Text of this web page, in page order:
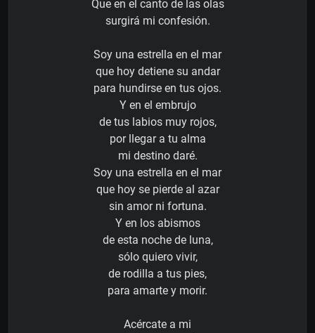
Que en el canto de las olas
surgirá mi confesión.
Soy una estrella en el mar
que hoy detiene su andar
para hundirse en tus ojos.
Y en el embrujo
de tus labios muy rojos,
por llegar a tu alma
mi destino daré.
Soy una estrella en el mar
que hoy se pierde al azar
sin amor ni fortuna.
Y en los abismos
de esta noche de luna,
sólo quiero vivir,
de rodilla a tus pies,
para amarte y morir.
Acércate a mi